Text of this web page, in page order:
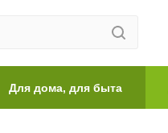
Для дома, для быта